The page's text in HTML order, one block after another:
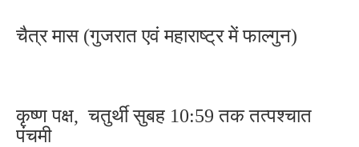
चैत्र मास (गुजरात एवं महाराष्ट्र में फाल्गुन)
कृष्ण पक्ष, चतुर्थी सुबह 10:59 तक तत्पश्चात
पंचमी